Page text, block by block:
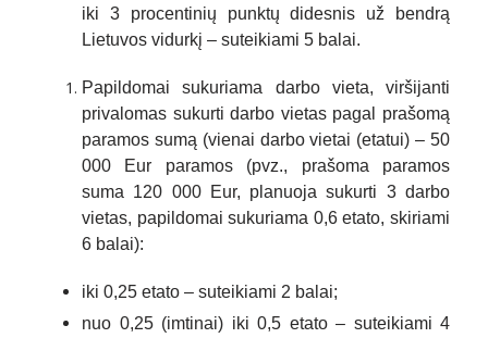
iki 3 procentinių punktų didesnis už bendrą
Lietuvos vidurkį – suteikiami 5 balai.
Papildomai sukuriama darbo vieta, viršijanti
privalomas sukurti darbo vietas pagal prašomą
paramos sumą (vienai darbo vietai (etatui) – 50
000 Eur paramos (pvz., prašoma paramos
suma 120 000 Eur, planuoja sukurti 3 darbo
vietas, papildomai sukuriama 0,6 etato, skiriami
6 balai):
iki 0,25 etato – suteikiami 2 balai;
nuo 0,25 (imtinai) iki 0,5 etato – suteikiami 4